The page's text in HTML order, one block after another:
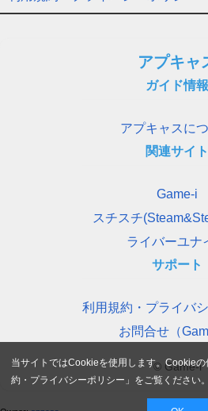
アプキャ
ガイド情報
アプキャスに
関連サイト
Game-i
スチスチ
ライバーユナ
サポート
利用規約・プライバ
お問合せ（
© Game-i
当サイトではCookieを使用します。Cookie
約・プライバシーポリシー 」をご覧ください。